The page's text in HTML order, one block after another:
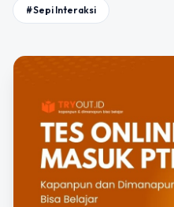
#Sepi Interaksi